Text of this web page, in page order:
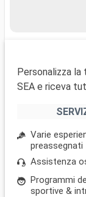
Personalizza
SEA e riceva
Varie
preassegnati
Assistenza
Programmi
sportive &